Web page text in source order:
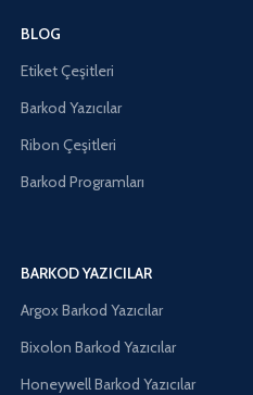
BLOG
Etiket Çeşitleri
Barkod Yazıcılar
Ribon Çeşitleri
Barkod Programları
BARKOD YAZICILAR
Argox Barkod Yazıcılar
Bixolon Barkod Yazıcılar
Honeywell Barkod Yazıcılar